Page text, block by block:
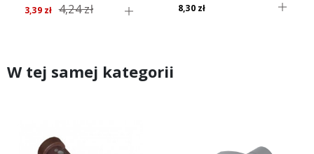
3,39 zł 4,24 zł 8,30 zł
W tej samej kategorii